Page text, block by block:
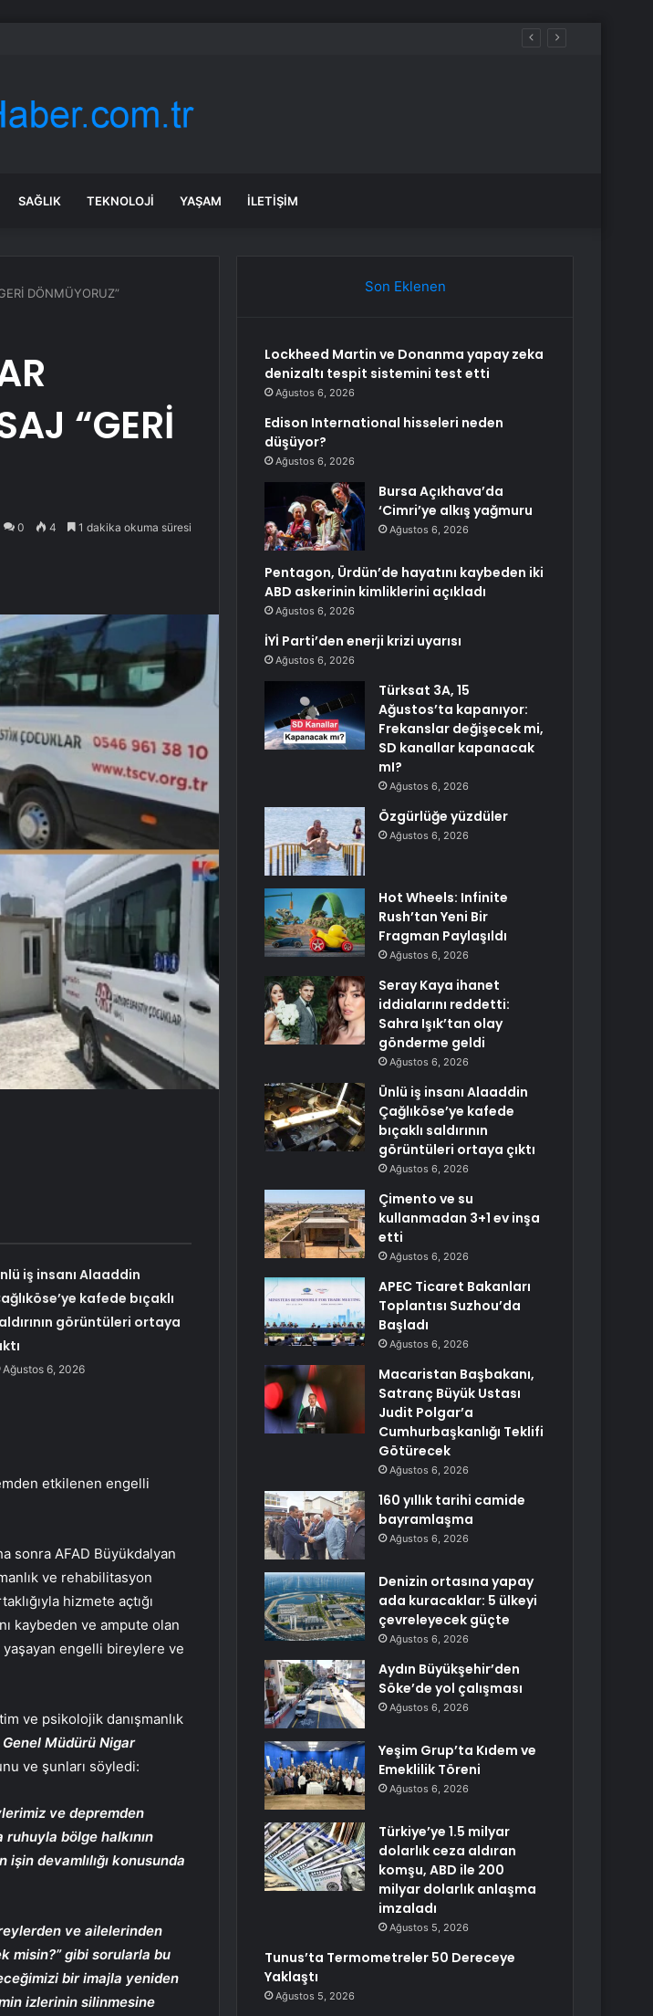
düşüyor?
SAĞLIK TEKNOLOJI YAŞAM İLETIŞIM
DÖNMÜYORUZ”
“GERİ
0 4 1 dakika okuma süresi
iş insanı Alaaddin
kafede bıçaklı
görüntüleri ortaya
Ağustos 6, 2026
etkilenen engelli
sonra AFAD Büyükdalyan
ve rehabilitasyon
hizmete açtığı
kaybeden ve ampute olan
yaşayan engelli bireylere ve
ve psikolojik danışmanlık
Müdürü Nigar
ve şunları söyledi:
ve depremden
bölge halkının
devamlılığı konusunda
ve ailelerinden
misin?” gibi sorularla bu
bir imajla yeniden
izlerinin silinmesine
Son Eklenen
Lockheed Martin ve Donanma yapay zeka
denizaltı tespit sistemini test etti
Ağustos 6, 2026
Edison International hisseleri neden
düşüyor?
Ağustos 6, 2026
Bursa Açıkhava’da
‘Cimri’ye alkış yağmuru
Ağustos 6, 2026
Pentagon, Ürdün’de hayatını kaybeden iki
ABD askerinin kimliklerini açıkladı
Ağustos 6, 2026
İYİ Parti’den enerji krizi uyarısı
Ağustos 6, 2026
Türksat 3A, 15
Ağustos’ta kapanıyor:
Frekanslar değişecek mi,
SD kanallar kapanacak
mI?
Ağustos 6, 2026
Özgürlüğe yüzdüler
Ağustos 6, 2026
Hot Wheels: Infinite
Rush’tan Yeni Bir
Fragman Paylaşıldı
Ağustos 6, 2026
Seray Kaya ihanet
iddialarını reddetti:
Sahra Işık’tan olay
gönderme geldi
Ağustos 6, 2026
Ünlü iş insanı Alaaddin
Çağlıköse’ye kafede
bıçaklı saldırının
görüntüleri ortaya çıktı
Ağustos 6, 2026
Çimento ve su
kullanmadan 3+1 ev inşa
etti
Ağustos 6, 2026
APEC Ticaret Bakanları
Toplantısı Suzhou’da
Başladı
Ağustos 6, 2026
Macaristan Başbakanı,
Satranç Büyük Ustası
Judit Polgar’a
Cumhurbaşkanlığı Teklifi
Götürecek
Ağustos 6, 2026
160 yıllık tarihi camide
bayramlaşma
Ağustos 6, 2026
Denizin ortasına yapay
ada kuracaklar: 5 ülkeyi
çevreleyecek güçte
Ağustos 6, 2026
Aydın Büyükşehir’den
Söke’de yol çalışması
Ağustos 6, 2026
Yeşim Grup’ta Kıdem ve
Emeklilik Töreni
Ağustos 6, 2026
Türkiye’ye 1.5 milyar
dolarlık ceza aldıran
komşu, ABD ile 200
milyar dolarlık anlaşma
imzaladı
Ağustos 5, 2026
Tunus’ta Termometreler 50 Dereceye
Yaklaştı
Ağustos 5, 2026